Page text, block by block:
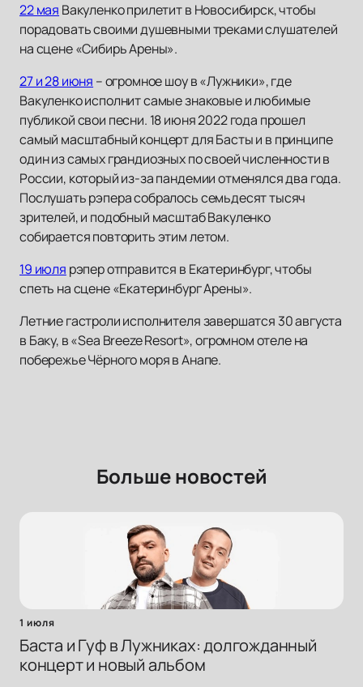
22 мая Вакуленко прилетит в Новосибирск, чтобы
порадовать своими душевными треками слушателей
на сцене «Сибирь Арены».
27 и 28 июня – огромное шоу в «Лужники», где
Вакуленко исполнит самые знаковые и любимые
публикой свои песни. 18 июня 2022 года прошел
самый масштабный концерт для Басты и в принципе
один из самых грандиозных по своей численности в
России, который из-за пандемии отменялся два года.
Послушать рэпера собралось семьдесят тысяч
зрителей, и подобный масштаб Вакуленко
собирается повторить этим летом.
19 июля рэпер отправится в Екатеринбург, чтобы
спеть на сцене «Екатеринбург Арены».
Летние гастроли исполнителя завершатся 30 августа
в Баку, в «Sea Breeze Resort», огромном отеле на
побережье Чёрного моря в Анапе.
Больше новостей
1 июля
Баста и Гуф в Лужниках: долгожданный
концерт и новый альбом